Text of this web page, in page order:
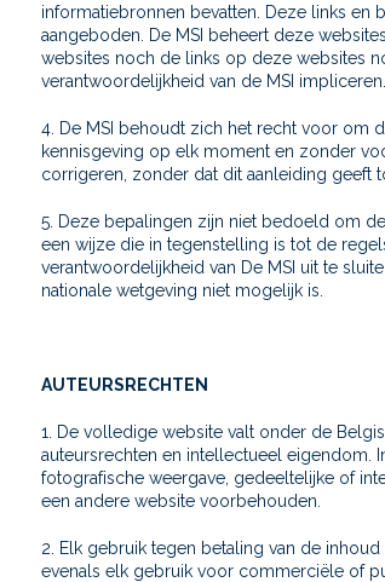
informatiebronnen bevatten. Deze links en
aangeboden. De MSI beheert deze
websites noch de links op deze websites
verantwoordelijkheid van de MSI impliceren.
4. De MSI behoudt zich het recht voor om
kennisgeving op elk moment en zonder
corrigeren, zonder dat dit aanleiding geeft
5. Deze bepalingen zijn niet bedoeld om
een wijze die in tegenstelling is tot de
verantwoordelijkheid van De MSI uit te
nationale wetgeving niet mogelijk is.
AUTEURSRECHTEN
1. De volledige website valt onder de
auteursrechten en intellectueel eigendom.
fotografische weergave, gedeeltelijke of
een andere website voorbehouden.
2. Elk gebruik tegen betaling van de
evenals elk gebruik voor commerciële of